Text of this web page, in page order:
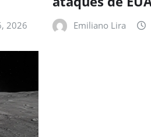
2026 Emiliano Lira